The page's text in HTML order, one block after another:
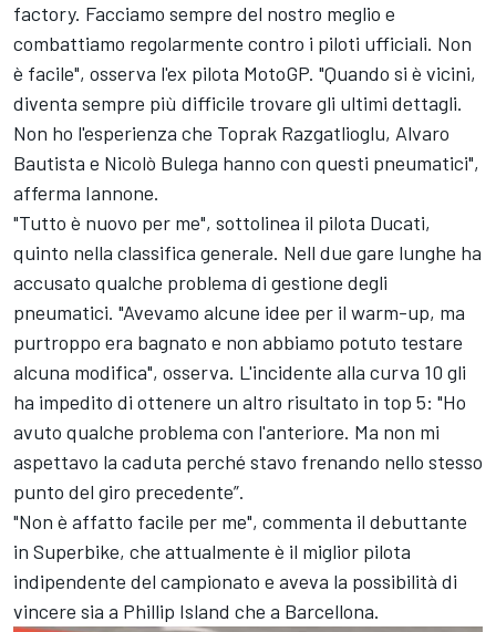
factory. Facciamo sempre del nostro meglio e
combattiamo regolarmente contro i piloti ufficiali. Non
è facile", osserva l'ex pilota MotoGP. "Quando si è vicini,
diventa sempre più difficile trovare gli ultimi dettagli.
Non ho l'esperienza che Toprak Razgatlioglu, Alvaro
Bautista e Nicolò Bulega hanno con questi pneumatici",
afferma Iannone.
"Tutto è nuovo per me", sottolinea il pilota Ducati,
quinto nella classifica generale. Nell due gare lunghe ha
accusato qualche problema di gestione degli
pneumatici. "Avevamo alcune idee per il warm-up, ma
purtroppo era bagnato e non abbiamo potuto testare
alcuna modifica", osserva. L'incidente alla curva 10 gli
ha impedito di ottenere un altro risultato in top 5: "Ho
avuto qualche problema con l'anteriore. Ma non mi
aspettavo la caduta perché stavo frenando nello stesso
punto del giro precedente”.
"Non è affatto facile per me", commenta il debuttante
in Superbike, che attualmente è il miglior pilota
indipendente del campionato e aveva la possibilità di
vincere sia a Phillip Island che a Barcellona.